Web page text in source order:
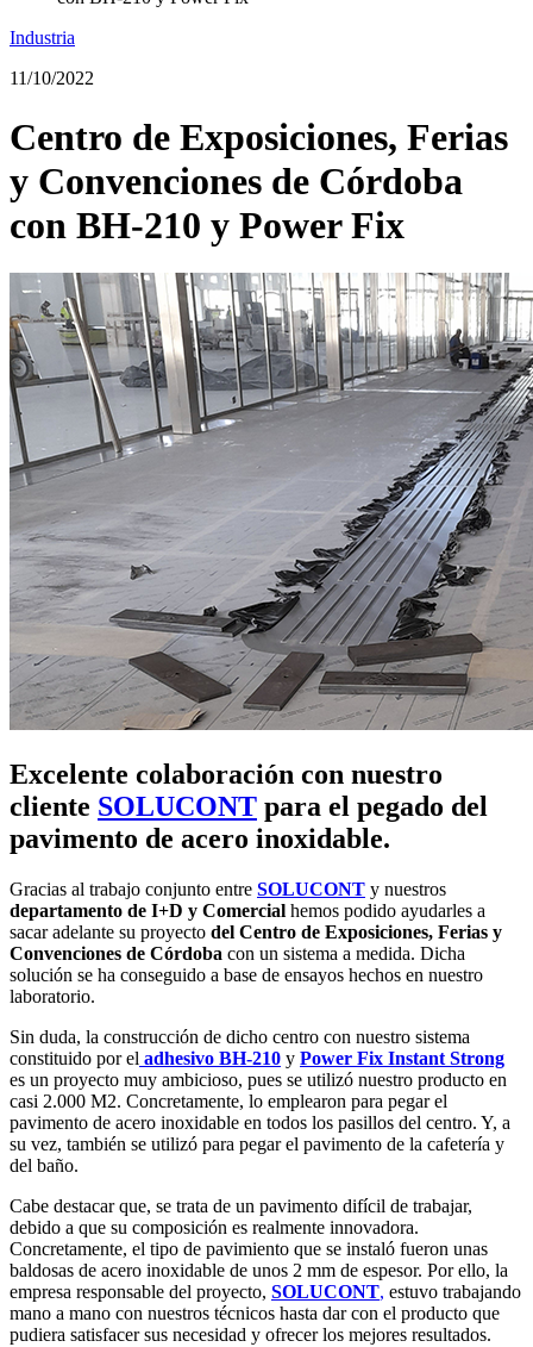
Industria
11/10/2022
Centro de Exposiciones, Ferias
y Convenciones de Córdoba
con BH-210 y Power Fix
Excelente colaboración con nuestro
cliente SOLUCONT para el pegado del
pavimento de acero inoxidable.
Gracias al trabajo conjunto entre SOLUCONT y nuestros
departamento de I+D y Comercial hemos podido ayudarles a
sacar adelante su proyecto del Centro de Exposiciones, Ferias y
Convenciones de Córdoba con un sistema a medida. Dicha
solución se ha conseguido a base de ensayos hechos en nuestro
laboratorio.
Sin duda, la construcción de dicho centro con nuestro sistema
constituido por el adhesivo BH-210 y Power Fix Instant Strong
es un proyecto muy ambicioso, pues se utilizó nuestro producto en
casi 2.000 M2. Concretamente, lo emplearon para pegar el
pavimento de acero inoxidable en todos los pasillos del centro. Y, a
su vez, también se utilizó para pegar el pavimento de la cafetería y
del baño.
Cabe destacar que, se trata de un pavimento difícil de trabajar,
debido a que su composición es realmente innovadora.
Concretamente, el tipo de pavimiento que se instaló fueron unas
baldosas de acero inoxidable de unos 2 mm de espesor. Por ello, la
empresa responsable del proyecto, SOLUCONT, estuvo trabajando
mano a mano con nuestros técnicos hasta dar con el producto que
pudiera satisfacer sus necesidad y ofrecer los mejores resultados.